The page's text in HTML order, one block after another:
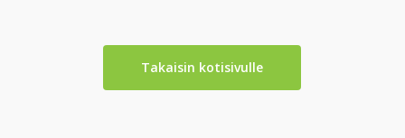
Takaisin kotisivulle